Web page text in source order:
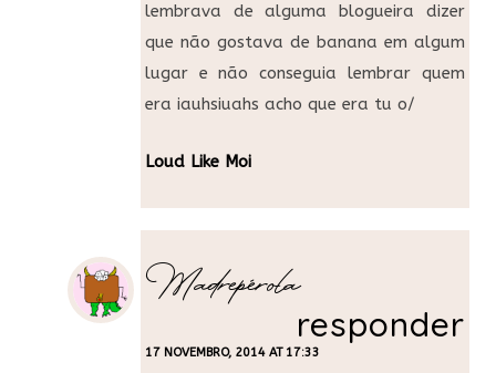
lembrava de alguma blogueira dizer
que não gostava de banana em algum
lugar e não conseguia lembrar quem
era iauhsiuahs acho que era tu o/
Loud Like Moi
Madrepérola
17 NOVEMBRO, 2014 AT 17:33
responder